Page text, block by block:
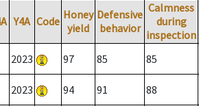
Y4A Code Honey
yield
Defensive
behavior
Calmness
during
inspection
2023 97 85 85
2023 94 91 88